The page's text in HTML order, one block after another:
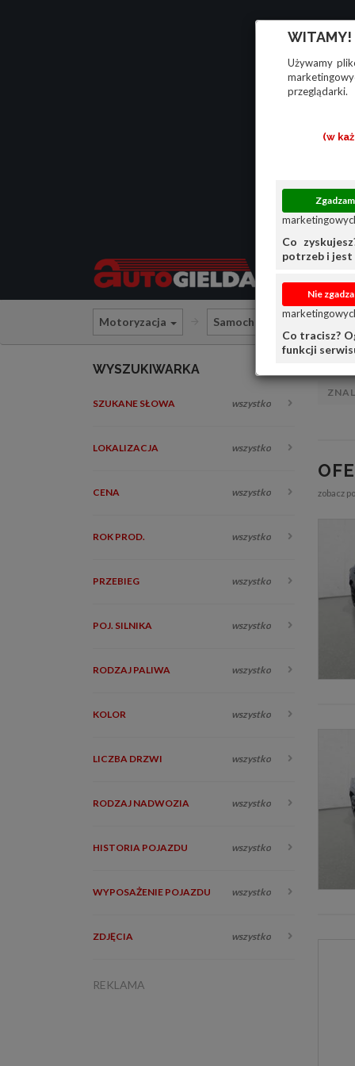
WITAMY!
Używamy
przeglądarki.
(w
Co
potrzeb i jest
Co tracisz?
funkcji
Motoryzacja Samochody osobowe
WYSZUKIWARKA
SZUKANE SŁOWA wszystko
LOKALIZACJA wszystko
CENA wszystko
ROK PROD. wszystko
PRZEBIEG wszystko
POJ. SILNIKA wszystko
RODZAJ PALIWA wszystko
KOLOR wszystko
LICZBA DRZWI wszystko
RODZAJ NADWOZIA wszystko
HISTORIA POJAZDU wszystko
WYPOSAŻENIE POJAZDU wszystko
ZDJĘCIA wszystko
REKLAMA
zobacz